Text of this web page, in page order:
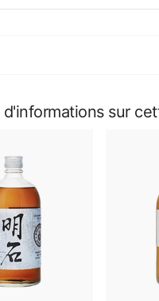
d'informations sur